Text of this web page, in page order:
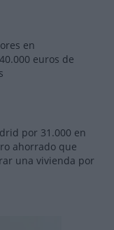
en
euros de
por 31.000 en
ahorrado que
una vivienda por